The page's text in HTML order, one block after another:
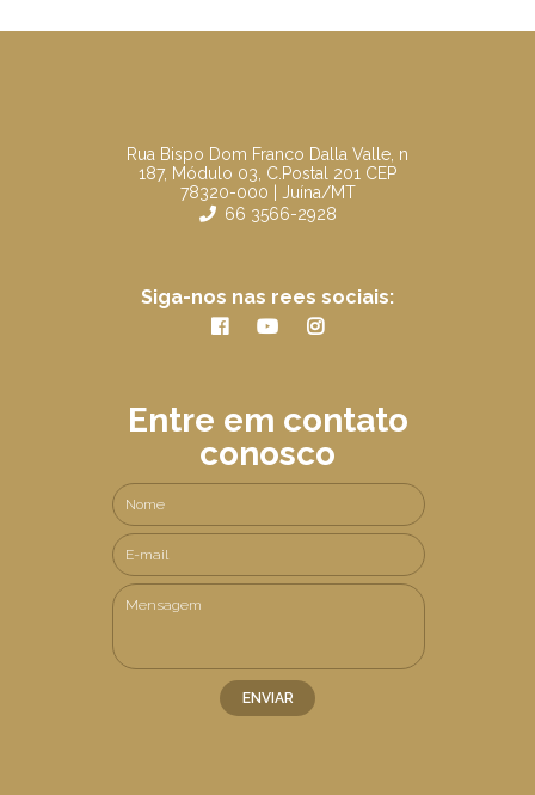
Rua Bispo Dom Franco Dalla Valle, n
187, Módulo 03, C.Postal 201 CEP
78320-000 | Juína/MT
66 3566-2928
Siga-nos nas rees sociais:
Entre em contato
conosco